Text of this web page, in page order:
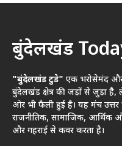
बुंदेलखंड
"बुंदेलखंड टुडे" एक भरोसेमंद और
बुंदेलखंड क्षेत्र की जड़ों से जुड़ा है,
ओर भी फैली हुई है। यह मंच उत्तर
राजनीतिक, सामाजिक, आर्थिक
और गहराई से कवर करता है।